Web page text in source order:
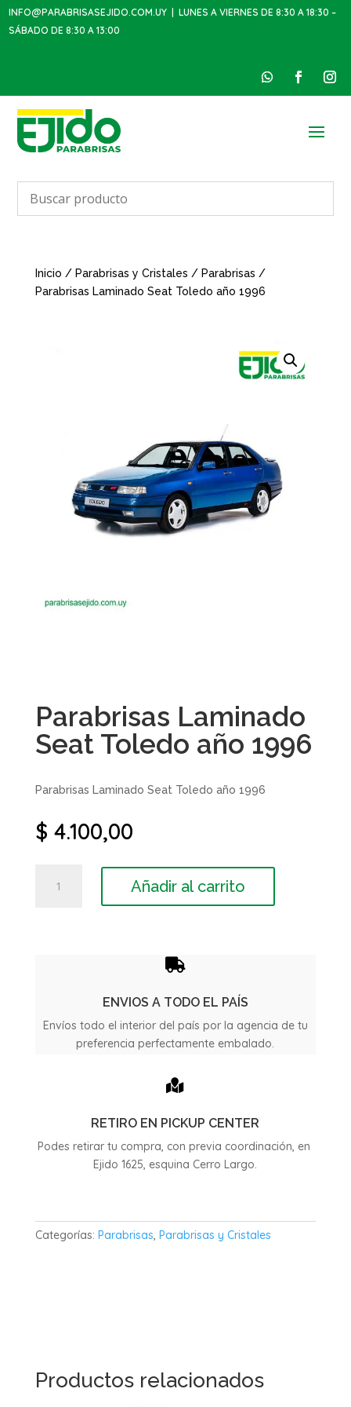
INFO@PARABRISASEJIDO.COM.UY | LUNES A VIERNES DE 8:30 A 18:30 –
SÁBADO DE 8:30 A 13:00
Inicio / Parabrisas y Cristales / Parabrisas /
Parabrisas Laminado Seat Toledo año 1996
Parabrisas Laminado
Seat Toledo año 1996
Parabrisas Laminado Seat Toledo año 1996
$ 4.100,00
Laminado
Añadir al carrito

ENVIOS A TODO EL PAÍS
Envíos todo el interior del país por la agencia de tu
preferencia perfectamente embalado.

RETIRO EN PICKUP CENTER
Podes retirar tu compra, con previa coordinación, en
Ejido 1625, esquina Cerro Largo.
Categorías: Parabrisas, Parabrisas y Cristales
Productos relacionados